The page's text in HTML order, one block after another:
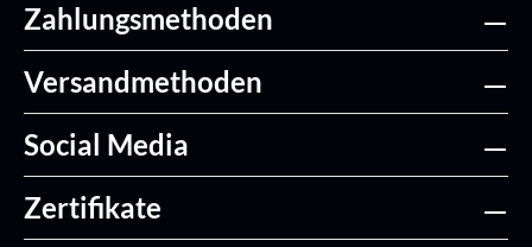
Zahlungsmethoden
Versandmethoden
Social Media
Zertifikate